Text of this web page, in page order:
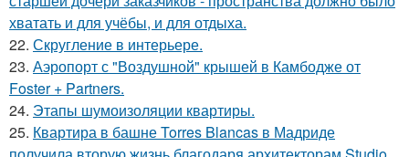
хватать и для учёбы, и для отдыха.
22. Скругление в интерьере.
23. Аэропорт с "Воздушной" крышей в Камбодже от
Foster + Partners.
24. Этапы шумоизоляции квартиры.
25. Квартира в башне Torres Blancas в Мадриде